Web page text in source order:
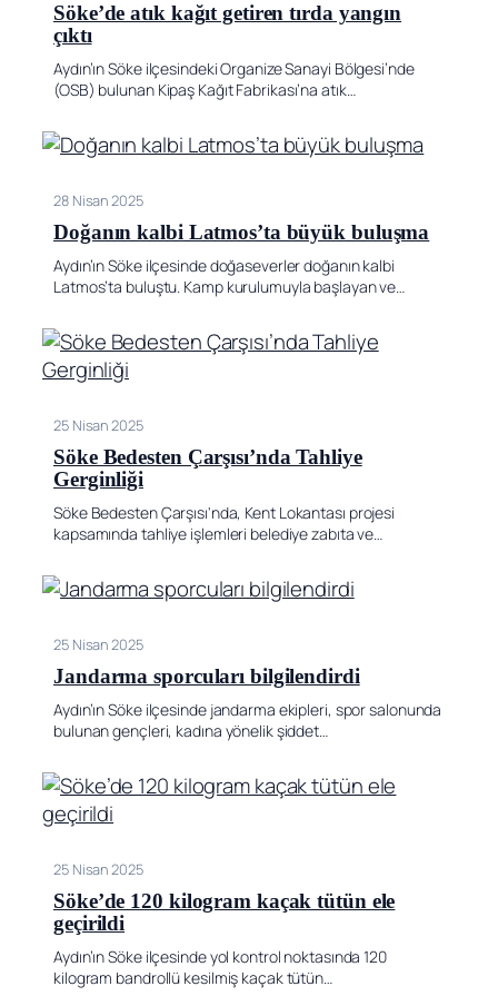
Söke’de atık kağıt getiren tırda yangın
çıktı
Aydın’ın Söke ilçesindeki Organize Sanayi Bölgesi’nde
(OSB) bulunan Kipaş Kağıt Fabrikası’na atık…
28 Nisan 2025
Doğanın kalbi Latmos’ta büyük buluşma
Aydın’ın Söke ilçesinde doğaseverler doğanın kalbi
Latmos’ta buluştu. Kamp kurulumuyla başlayan ve…
25 Nisan 2025
Söke Bedesten Çarşısı’nda Tahliye
Gerginliği
Söke Bedesten Çarşısı'nda, Kent Lokantası projesi
kapsamında tahliye işlemleri belediye zabıta ve…
25 Nisan 2025
Jandarma sporcuları bilgilendirdi
Aydın’ın Söke ilçesinde jandarma ekipleri, spor salonunda
bulunan gençleri, kadına yönelik şiddet…
25 Nisan 2025
Söke’de 120 kilogram kaçak tütün ele
geçirildi
Aydın’ın Söke ilçesinde yol kontrol noktasında 120
kilogram bandrollü kesilmiş kaçak tütün…